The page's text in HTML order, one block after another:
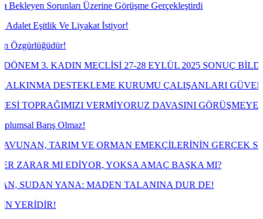
Üzerine Görüşme Gerçekleştirdi
Liyakat İstiyor!
MECLİSİ 27-28 EYLÜL 2025 SONUÇ BİLDİRGESİ
KURUMU ÇALIŞANLARI GÜVENCESİZLİĞE
VERMİYORUZ DAVASINI GÖRÜŞMEYE BAŞLIYOR
VE ORMAN EMEKÇİLERİNİN GERÇEK SENDİKASI
YOKSA AMAÇ BAŞKA MI?
MADEN TALANINA DUR DE!